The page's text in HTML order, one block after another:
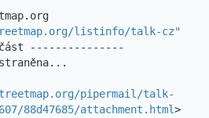
listinfo/talk-cz"
---------------
pipermail/talk-
88d47685/attachment.html>